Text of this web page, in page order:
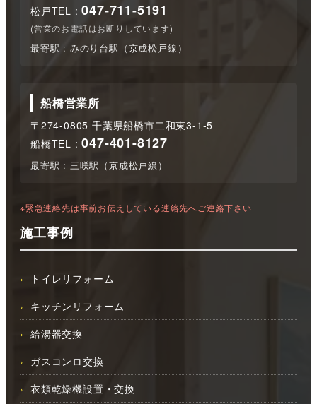
松戸TEL :047-711-5191
(営業のお電話はお断りしています)
最寄駅 : みのり台駅（京成松戸線）
船橋営業所
〒274-0805 千葉県船橋市二和東3-1-5
船橋TEL :047-401-8127
最寄駅 : 三咲駅（京成松戸線）
※緊急連絡先は事前お伝えしている連絡先へご連絡下さい
施工事例
トイレリフォーム
キッチンリフォーム
給湯器交換
ガスコンロ交換
衣類乾燥機設置・交換